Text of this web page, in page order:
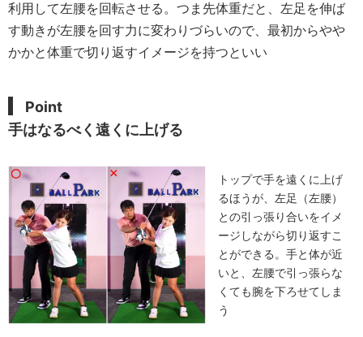
利用して左腰を回転させる。つま先体重だと、左足を伸ば
す動きが左腰を回す力に変わりづらいので、最初からやや
かかと体重で切り返すイメージを持つといい
Point
手はなるべく遠くに上げる
トップで手を遠くに上げ
るほうが、左足（左腰）
との引っ張り合いをイメ
ージしながら切り返すこ
とができる。手と体が近
いと、左腰で引っ張らな
くても腕を下ろせてしま
う